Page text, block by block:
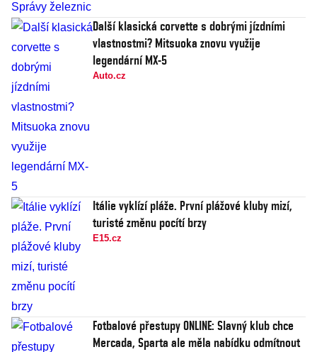
Další klasická corvette s dobrými jízdními
vlastnostmi? Mitsuoka znovu využije
legendární MX-5
Auto.cz
Itálie vyklízí pláže. První plážové kluby mizí,
turisté změnu pocítí brzy
E15.cz
Fotbalové přestupy ONLINE: Slavný klub chce
Mercada, Sparta ale měla nabídku odmítnout